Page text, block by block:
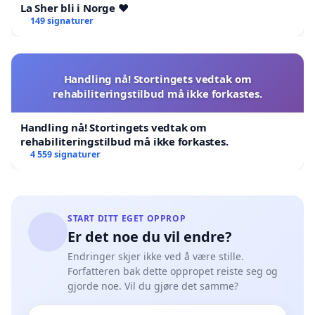
La Sher bli i Norge ❤️
149 signaturer
Handling nå! Stortingets vedtak om
rehabiliteringstilbud må ikke forkastes.
Handling nå! Stortingets vedtak om
rehabiliteringstilbud må ikke forkastes.
4 559 signaturer
START DITT EGET OPPROP
Er det noe du vil endre?
Endringer skjer ikke ved å være stille.
Forfatteren bak dette oppropet reiste seg og
gjorde noe. Vil du gjøre det samme?